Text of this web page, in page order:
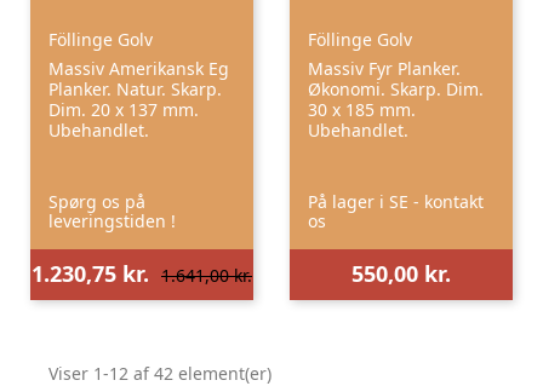
Föllinge Golv
Massiv Amerikansk Eg
Planker. Natur. Skarp.
Dim. 20 x 137 mm.
Ubehandlet.
Spørg os på
leveringstiden !
1.230,75 kr. 1.641,00 kr.
Föllinge Golv
Massiv Fyr Planker.
Økonomi. Skarp. Dim.
30 x 185 mm.
Ubehandlet.
På lager i SE - kontakt
os
550,00 kr.
Viser 1-12 af 42 element(er)